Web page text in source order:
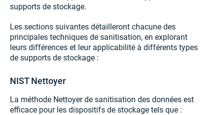
supports de stockage.
Les sections suivantes détailleront chacune des
principales techniques de sanitisation, en explorant
leurs différences et leur applicabilité à différents types
de supports de stockage :
NIST Nettoyer
La méthode Nettoyer de sanitisation des données est
efficace pour les dispositifs de stockage tels que :